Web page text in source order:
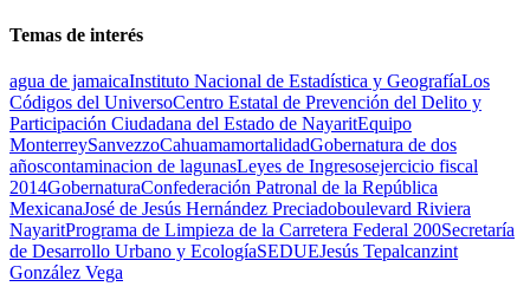
Temas de interés
agua de jamaicaInstituto Nacional de Estadística y GeografíaLos
Códigos del UniversoCentro Estatal de Prevención del Delito y
Participación Ciudadana del Estado de NayaritEquipo
MonterreySanvezzoCahuamamortalidadGobernatura de dos
añoscontaminacion de lagunasLeyes de Ingresosejercicio fiscal
2014GobernaturaConfederación Patronal de la República
MexicanaJosé de Jesús Hernández Preciadoboulevard Riviera
NayaritPrograma de Limpieza de la Carretera Federal 200Secretaría
de Desarrollo Urbano y EcologíaSEDUEJesús Tepalcanzint
González Vega